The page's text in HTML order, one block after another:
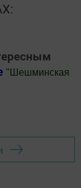
" Шешминская